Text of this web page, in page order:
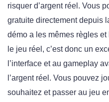
risquer d’argent réel. Vous
gratuite directement depuis
démo a les mêmes règles
le jeu réel, c’est donc un
l’interface et au gameplay
l’argent réel. Vous pouvez
souhaitez et passer au jeu